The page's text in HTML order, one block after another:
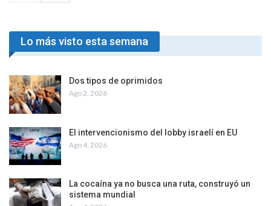
Lo más visto esta semana
Dos tipos de oprimidos
Ago 2, 2026
El intervencionismo del lobby israelí en EU
Ago 4, 2026
La cocaína ya no busca una ruta, construyó un
sistema mundial